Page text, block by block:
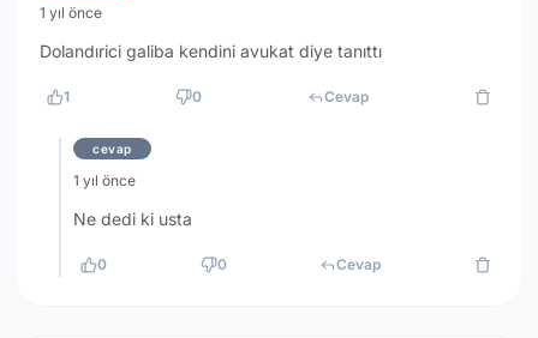
1 yıl önce
Dolandırici galiba kendini avukat diye tanıttı
1 0 Cevap
cevap
1 yıl önce
Ne dedi ki usta
0 0 Cevap